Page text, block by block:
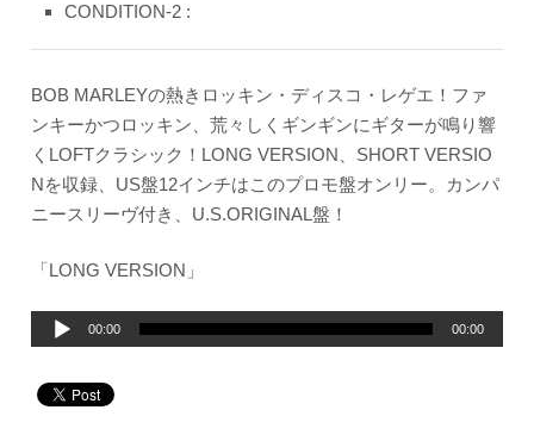
CONDITION-2 :
BOB MARLEYの熱きロッキン・ディスコ・レゲエ！ファ
ンキーかつロッキン、荒々しくギンギンにギターが鳴り響
くLOFTクラシック！LONG VERSION、SHORT VERSIO
Nを収録、US盤12インチはこのプロモ盤オンリー。カンパ
ニースリーヴ付き、U.S.ORIGINAL盤！
「LONG VERSION」
プ
00:00 00:00